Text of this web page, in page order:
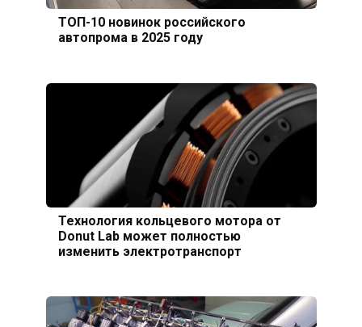
ТОП-10 новинок российского
автопрома в 2025 году
Технология кольцевого мотора от
Donut Lab может полностью
изменить электротранспорт